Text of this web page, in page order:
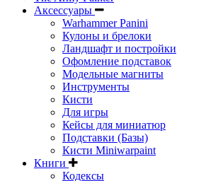
Аксессуары
Warhammer Panini
Кулоны и брелоки
Ландшафт и постройки
Офомление подставок
Модельные магниты
Инструменты
Кисти
Для игры
Кейсы для миниатюр
Подставки (Базы)
Кисти Miniwarpaint
Книги
Кодексы